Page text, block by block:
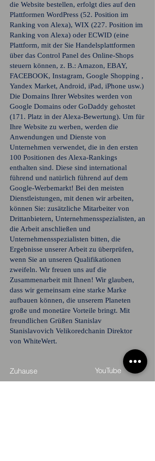
die Website bestellen, erfolgt dies auf den
Plattformen WordPress (52. Position im
Ranking von Alexa), WIX (227. Position im
Ranking von Alexa) oder ECWID (eine
Plattform, mit der Sie Handelsplattformen
über das Control Panel des Online-Shops
steuern können, z. B.: Amazon, EBAY,
FACEBOOK, Instagram, Google Shopping ,
Yandex Market, Android, iPad, iPhone usw.)
Die Domains Ihrer Websites werden von
Google Domains oder GoDaddy gehostet
(171. Platz in der Alexa-Bewertung). Um für
Ihre Website zu werben, werden die
Anwendungen und Dienste von
Unternehmen verwendet, die in den ersten
100 Positionen des Alexa-Rankings
enthalten sind. Diese sind international
führend und natürlich führend auf dem
Google-Werbemarkt! Bei den meisten
Dienstleistungen, mit denen wir arbeiten,
können Sie: zusätzliche Mitarbeiter von
Drittanbietern, Unternehmensspezialisten, an
die Arbeit anschließen und
Unternehmensspezialisten bitten, die
Ergebnisse unserer Arbeit zu überprüfen,
wenn Sie an unseren Qualifikationen
zweifeln. Wir freuen uns auf die
Zusammenarbeit mit Ihnen! Wir glauben,
dass wir gemeinsam eine starke Marke
aufbauen können, die unserem Planeten
große und monetäre Vorteile bringt. Mit
freundlichen Grüßen Stanislav
Stanislavovich Velikoredchanin Direktor
von WhiteWert.
Zuhause YouTube